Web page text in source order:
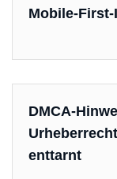
Mobile-
DMCA-
enttarnt